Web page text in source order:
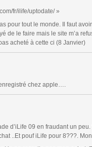
fr/ilife/uptodate/ »
pour tout le monde. Il faut
de le faire mais le site m’a
acheté à cette ci (8 Janvier)
chez apple….
d’iLife 09 en fraudant un
..Et pouf iLife pour 8???.